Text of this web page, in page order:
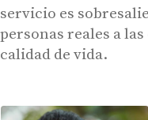
servicio es
personas reales a
calidad de vida.